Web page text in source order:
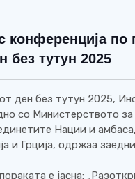
конференција по
без тутун 2025
ден без тутун 2025,
со Министерството
Нации и
и Грција, одржаа
е јасна: